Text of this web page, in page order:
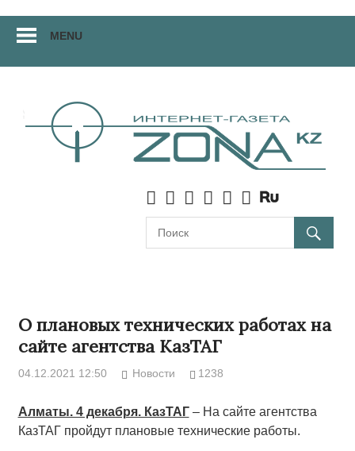
Перейти
материалам
MENU
О плановых технических работах на
сайте агентства КазТАГ
04.12.2021 12:50 Новости 1238
Алматы. 4 декабря. КазТАГ– На сайте агентства
КазТАГ пройдут плановые технические работы.